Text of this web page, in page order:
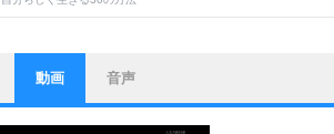
ストレス対策
他人と比べない。
いっそのこと、他人を見ない。
動画 音声